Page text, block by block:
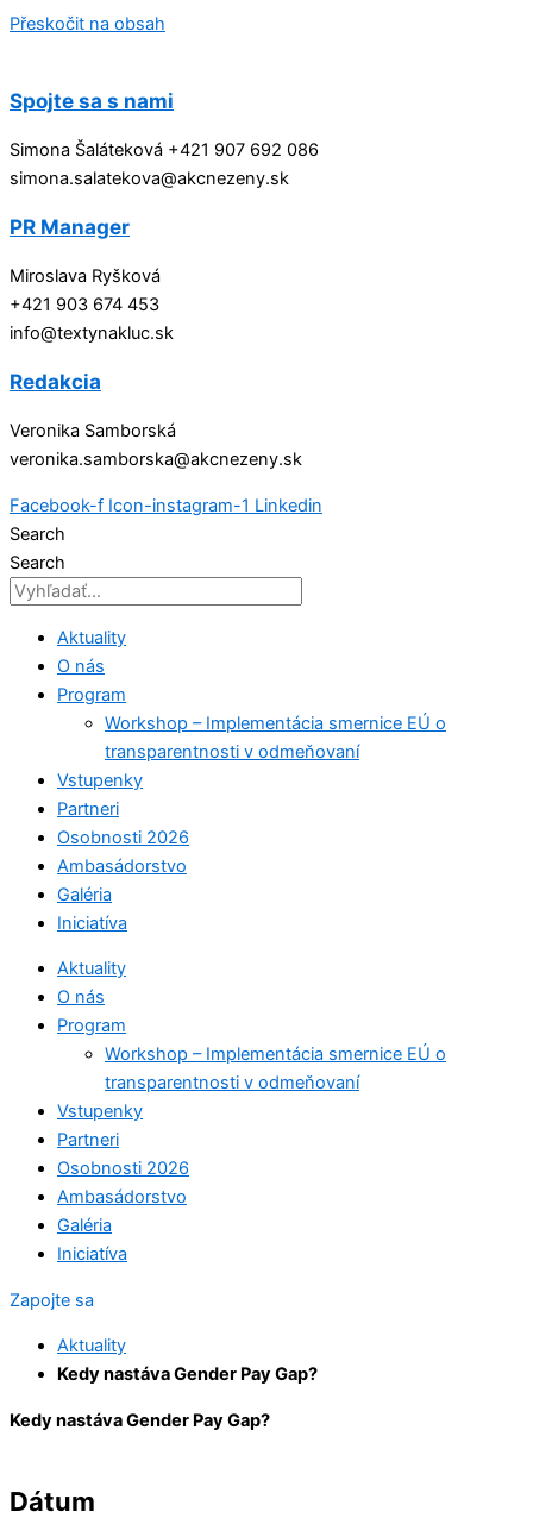
Přeskočit na obsah
Spojte sa s nami
Simona Šaláteková +421 907 692 086
simona.salatekova@akcnezeny.sk
PR Manager
Miroslava Ryšková
+421 903 674 453
info@textynakluc.sk
Redakcia
Veronika Samborská
veronika.samborska@akcnezeny.sk
Facebook-f Icon-instagram-1 Linkedin
Search
Search
Aktuality
O nás
Program
Workshop – Implementácia smernice EÚ o
transparentnosti v odmeňovaní
Vstupenky
Partneri
Osobnosti 2026
Ambasádorstvo
Galéria
Iniciatíva
Aktuality
O nás
Program
Workshop – Implementácia smernice EÚ o
transparentnosti v odmeňovaní
Vstupenky
Partneri
Osobnosti 2026
Ambasádorstvo
Galéria
Iniciatíva
Zapojte sa
Aktuality
Kedy nastáva Gender Pay Gap?
Kedy nastáva Gender Pay Gap?
Dátum